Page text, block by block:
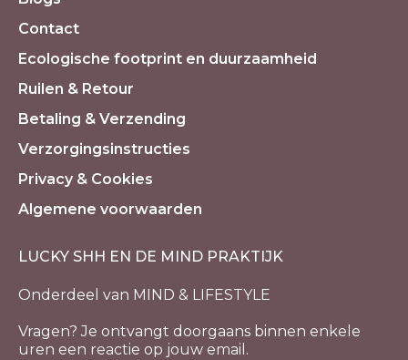
Contact
Ecologische footprint en duurzaamheid
Ruilen & Retour
Betaling & Verzending
Verzorgingsinstructies
Privacy & Cookies
Algemene voorwaarden
LUCKY SHH EN DE MIND PRAKTIJK
Onderdeel van MIND & LIFESTYLE
Vragen? Je ontvangt doorgaans binnen enkele
uren een reactie op jouw email.